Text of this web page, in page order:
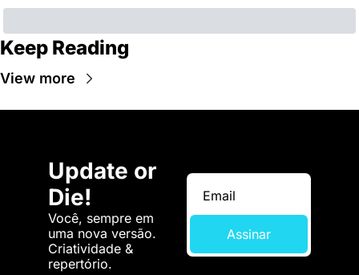
Keep Reading
View more
Update or
Die!
Você, sempre em
uma nova versão.
Criatividade &
repertório.
Assinar